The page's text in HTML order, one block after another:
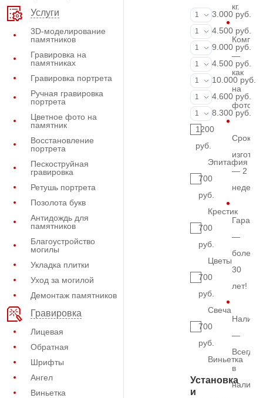
Услуги
3D-моделирование
памятников
Гравировка на
памятниках
Гравировка портрета
Ручная гравировка
портрета
Цветное фото на
памятник
Восстановление
портрета
Пескоструйная
гравировка
Ретушь портрета
Позолота букв
Антидождь для
памятников
Благоустройство
могилы
Укладка плитки
Уход за могилой
Демонтаж памятников
Гравировка
Лицевая
Обратная
Шрифты
Ангел
Виньетка
ФИО и даты
1
3.000 руб.
ФИО и даты
1
4.500 руб.
ФИО и даты
1
9.000 руб.
Портрет
1
4.500 руб.
Портрет
1
10.000 руб.
Фотокерамика
1
4.600 руб.
Фото на
1
8.300 руб.
1200
руб.
Эпитафия
700
руб.
Крестик
700
руб.
Цветы
700
руб.
Свеча
700
руб.
Виньетка
Установка
и
кг.
—
как
на
фото
Срок
— 2
недели
—
более
30
лет!
—
Всегда
в